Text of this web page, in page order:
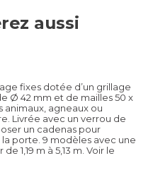
aussi
fixes dotée d’un grillage
Ø 42 mm et de mailles 50 x
agneaux ou
Livrée avec un verrou de
un cadenas pour
porte. 9 modèles avec une
1,19 m à 5,13 m. Voir le